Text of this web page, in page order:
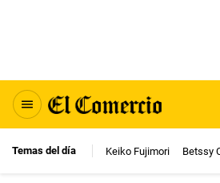
Temas del día Keiko Fujimori Betssy